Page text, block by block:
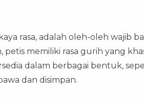
rasa, adalah oleh-oleh wajib
petis memiliki rasa gurih yang
dalam berbagai bentuk,
dan disimpan.